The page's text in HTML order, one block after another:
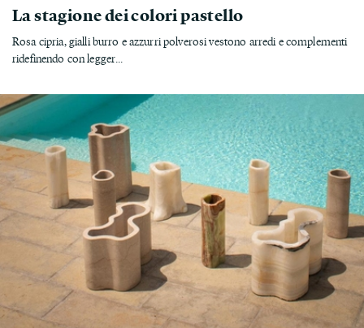
La stagione dei colori pastello
Rosa cipria, gialli burro e azzurri polverosi vestono arredi e complementi
ridefinendo con legger...